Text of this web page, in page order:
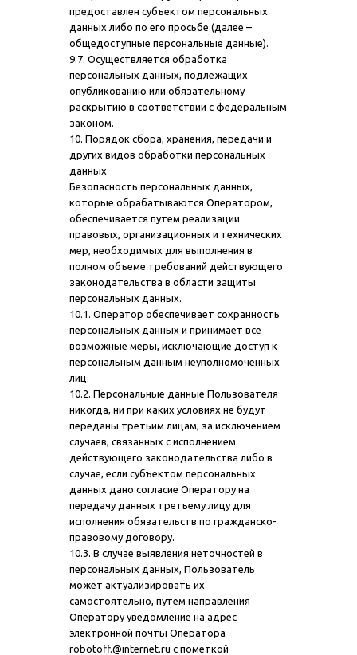
предоставлен субъектом персональных
данных либо по его просьбе (далее –
общедоступные персональные данные).
9.7. Осуществляется обработка
персональных данных, подлежащих
опубликованию или обязательному
раскрытию в соответствии с федеральным
законом.
10. Порядок сбора, хранения, передачи и
других видов обработки персональных
данных
Безопасность персональных данных,
которые обрабатываются Оператором,
обеспечивается путем реализации
правовых, организационных и технических
мер, необходимых для выполнения в
полном объеме требований действующего
законодательства в области защиты
персональных данных.
10.1. Оператор обеспечивает сохранность
персональных данных и принимает все
возможные меры, исключающие доступ к
персональным данным неуполномоченных
лиц.
10.2. Персональные данные Пользователя
никогда, ни при каких условиях не будут
переданы третьим лицам, за исключением
случаев, связанных с исполнением
действующего законодательства либо в
случае, если субъектом персональных
данных дано согласие Оператору на
передачу данных третьему лицу для
исполнения обязательств по гражданско-
правовому договору.
10.3. В случае выявления неточностей в
персональных данных, Пользователь
может актуализировать их
самостоятельно, путем направления
Оператору уведомление на адрес
электронной почты Оператора
robotoff.@internet.ru с пометкой